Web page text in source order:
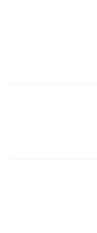
L’ingegnere
di un